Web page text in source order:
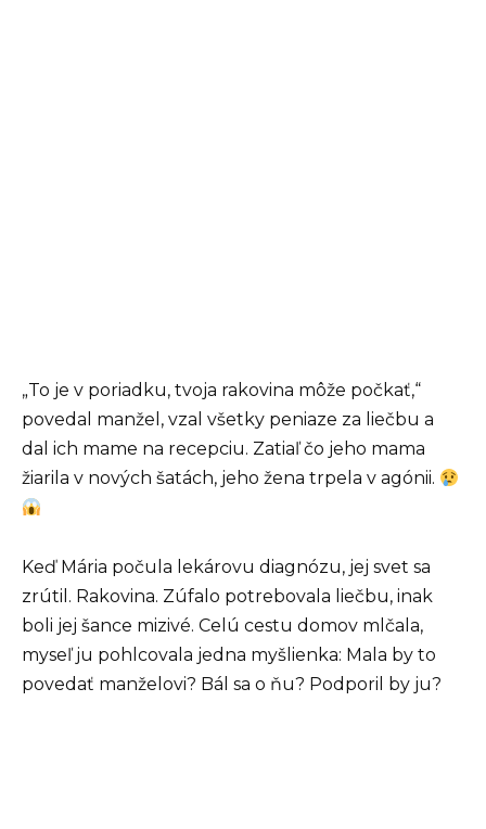
„To je v poriadku, tvoja rakovina môže počkať,“
povedal manžel, vzal všetky peniaze za liečbu a
dal ich mame na recepciu. Zatiaľ čo jeho mama
žiarila v nových šatách, jeho žena trpela v agónii.
Keď Mária počula lekárovu diagnózu, jej svet sa
zrútil. Rakovina. Zúfalo potrebovala liečbu, inak
boli jej šance mizivé. Celú cestu domov mlčala,
myseľ ju pohlcovala jedna myšlienka: Mala by to
povedať manželovi? Bál sa o ňu? Podporil by ju?